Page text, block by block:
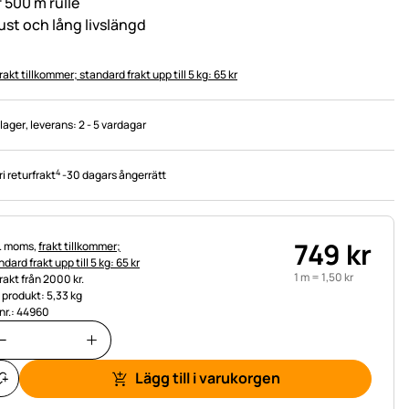
och lång livslängd
tillkommer; standard frakt upp till 5 kg: 65 kr
, leverans:2 - 5 vardagar
returfrakt4-30 dagars ångerrätt
moms,frakt tillkommer;
frakt upp till 5 kg: 65 kr
från 2000 kr.
5,33 kg
44960
749 kr
1 m =1,50kr
Lägg till i varukorgen